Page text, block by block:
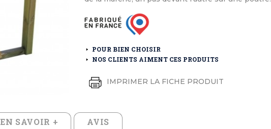
Cendriers en béton extérieurs
Cendriers en métal extérieurs
Echarpes et attributs
Médailles de ville et médaille d'honneur
Cocardes et porte fanion
Inauguration et cérémonies
POUR BIEN CHOISIR
NOS CLIENTS AIMENT CES PRODUITS
IMPRIMER LA FICHE PRODUIT
EN SAVOIR + AVIS